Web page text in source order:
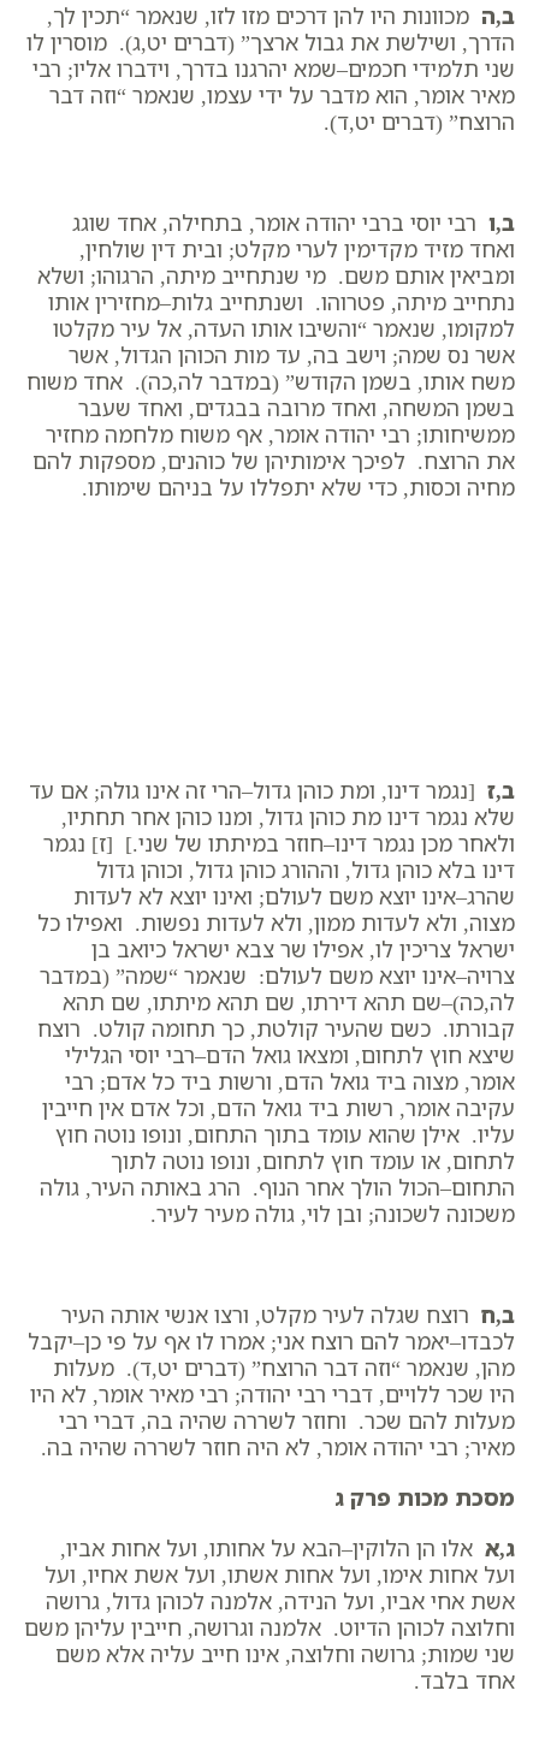
ב,ה מכוונות היו להן דרכים מזו לזו, שנאמר “תכין לך,
הדרך, ושילשת את גבול ארצך” (דברים יט,ג). מוסרין לו
שני תלמידי חכמים–שמא יהרגנו בדרך, וידברו אליו; רבי
מאיר אומר, הוא מדבר על ידי עצמו, שנאמר “וזה דבר
הרוצח” (דברים יט,ד).
ב,ו רבי יוסי ברבי יהודה אומר, בתחילה, אחד שוגג
ואחד מזיד מקדימין לערי מקלט; ובית דין שולחין,
ומביאין אותם משם. מי שנתחייב מיתה, הרגוהו; ושלא
נתחייב מיתה, פטרוהו. ושנתחייב גלות–מחזירין אותו
למקומו, שנאמר “והשיבו אותו העדה, אל עיר מקלטו
אשר נס שמה; וישב בה, עד מות הכוהן הגדול, אשר
משח אותו, בשמן הקודש” (במדבר לה,כה). אחד משוח
בשמן המשחה, ואחד מרובה בבגדים, ואחד שעבר
ממשיחותו; רבי יהודה אומר, אף משוח מלחמה מחזיר
את הרוצח. לפיכך אימותיהן של כוהנים, מספקות להם
מחיה וכסות, כדי שלא יתפללו על בניהם שימותו.
ב,ז [נגמר דינו, ומת כוהן גדול–הרי זה אינו גולה; אם עד
שלא נגמר דינו מת כוהן גדול, ומנו כוהן אחר תחתיו,
ולאחר מכן נגמר דינו–חוזר במיתתו של שני.] [ז] נגמר
דינו בלא כוהן גדול, וההורג כוהן גדול, וכוהן גדול
שהרג–אינו יוצא משם לעולם; ואינו יוצא לא לעדות
מצוה, ולא לעדות ממון, ולא לעדות נפשות. ואפילו כל
ישראל צריכין לו, אפילו שר צבא ישראל כיואב בן
צרויה–אינו יוצא משם לעולם: שנאמר “שמה” (במדבר
לה,כה)–שם תהא דירתו, שם תהא מיתתו, שם תהא
קבורתו. כשם שהעיר קולטת, כך תחומה קולט. רוצח
שיצא חוץ לתחום, ומצאו גואל הדם–רבי יוסי הגלילי
אומר, מצוה ביד גואל הדם, ורשות ביד כל אדם; רבי
עקיבה אומר, רשות ביד גואל הדם, וכל אדם אין חייבין
עליו. אילן שהוא עומד בתוך התחום, ונופו נוטה חוץ
לתחום, או עומד חוץ לתחום, ונופו נוטה לתוך
התחום–הכול הולך אחר הנוף. הרג באותה העיר, גולה
משכונה לשכונה; ובן לוי, גולה מעיר לעיר.
ב,ח רוצח שגלה לעיר מקלט, ורצו אנשי אותה העיר
לכבדו–יאמר להם רוצח אני; אמרו לו אף על פי כן–יקבל
מהן, שנאמר “וזה דבר הרוצח” (דברים יט,ד). מעלות
היו שכר ללויים, דברי רבי יהודה; רבי מאיר אומר, לא היו
מעלות להם שכר. וחוזר לשררה שהיה בה, דברי רבי
מאיר; רבי יהודה אומר, לא היה חוזר לשררה שהיה בה.
מסכת מכות פרק ג
ג,א אלו הן הלוקין–הבא על אחותו, ועל אחות אביו,
ועל אחות אימו, ועל אחות אשתו, ועל אשת אחיו, ועל
אשת אחי אביו, ועל הנידה, אלמנה לכוהן גדול, גרושה
וחלוצה לכוהן הדיוט. אלמנה וגרושה, חייבין עליהן משם
שני שמות; גרושה וחלוצה, אינו חייב עליה אלא משם
אחד בלבד.